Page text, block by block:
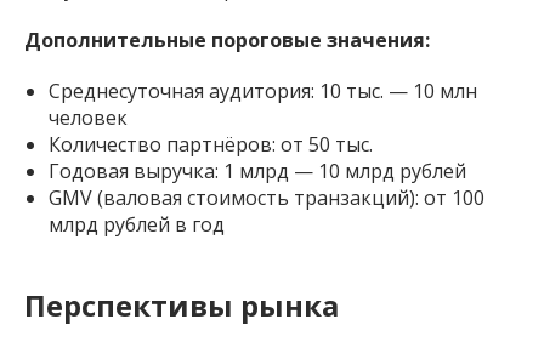
Дополнительные пороговые значения:
Среднесуточная аудитория: 10 тыс. — 10 млн
человек
Количество партнёров: от 50 тыс.
Годовая выручка: 1 млрд — 10 млрд рублей
GMV (валовая стоимость транзакций): от 100
млрд рублей в год
Перспективы рынка